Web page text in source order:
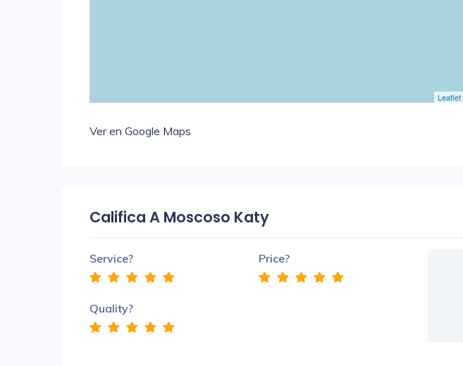
Leaflet
Ver en Google Maps
Califica A Moscoso Katy
Service? Price?
Quality?